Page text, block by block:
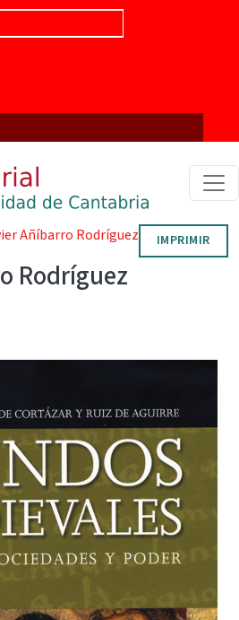
usuario
Añíbarro Rodríguez
Rodríguez
IMPRIMIR